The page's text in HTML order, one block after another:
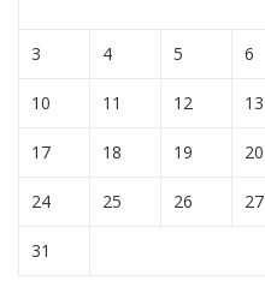
3 4 5 6
10 11 12 13
17 18 19 20
24 25 26 27
31